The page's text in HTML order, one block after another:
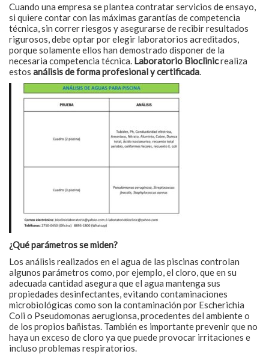
Cuando una empresa se plantea contratar servicios de ensayo,
si quiere contar con las máximas garantías de competencia
técnica, sin correr riesgos y asegurarse de recibir resultados
rigurosos, debe optar por elegir laboratorios acreditados,
porque solamente ellos han demostrado disponer de la
necesaria competencia técnica. Laboratorio Bioclinicrealiza
estos análisis de forma profesional y certificada.
¿Qué parámetros se miden?
Los análisis realizados en el agua de las piscinas controlan
algunos parámetros como, por ejemplo, el cloro, que en su
adecuada cantidad asegura que el agua mantenga sus
propiedades desinfectantes, evitando contaminaciones
microbiológicas como son la contaminación por Escherichia
Coli o Pseudomonas aerugionsa, procedentes del ambiente o
de los propios bañistas. También es importante prevenir que no
haya un exceso de cloro ya que puede provocar irritaciones e
incluso problemas respiratorios.